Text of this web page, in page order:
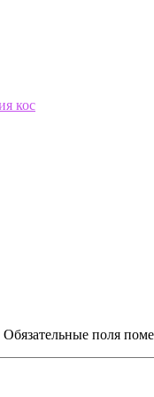
кос
Обязательные поля